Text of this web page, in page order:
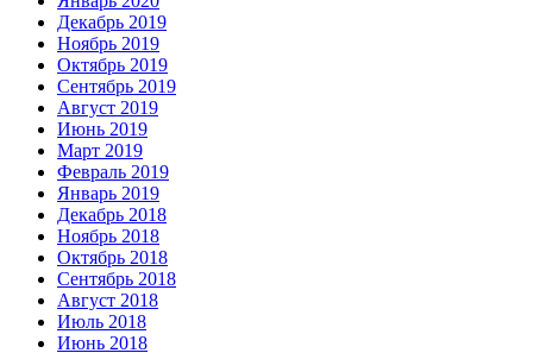
Декабрь 2019
Ноябрь 2019
Октябрь 2019
Сентябрь 2019
Август 2019
Июнь 2019
Март 2019
Февраль 2019
Январь 2019
Декабрь 2018
Ноябрь 2018
Октябрь 2018
Сентябрь 2018
Август 2018
Июль 2018
Июнь 2018